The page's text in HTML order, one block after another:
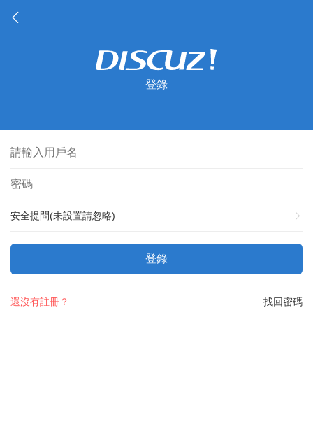
登錄
安全提問(未設置請忽略)
登錄
找回密碼
還沒有註冊？